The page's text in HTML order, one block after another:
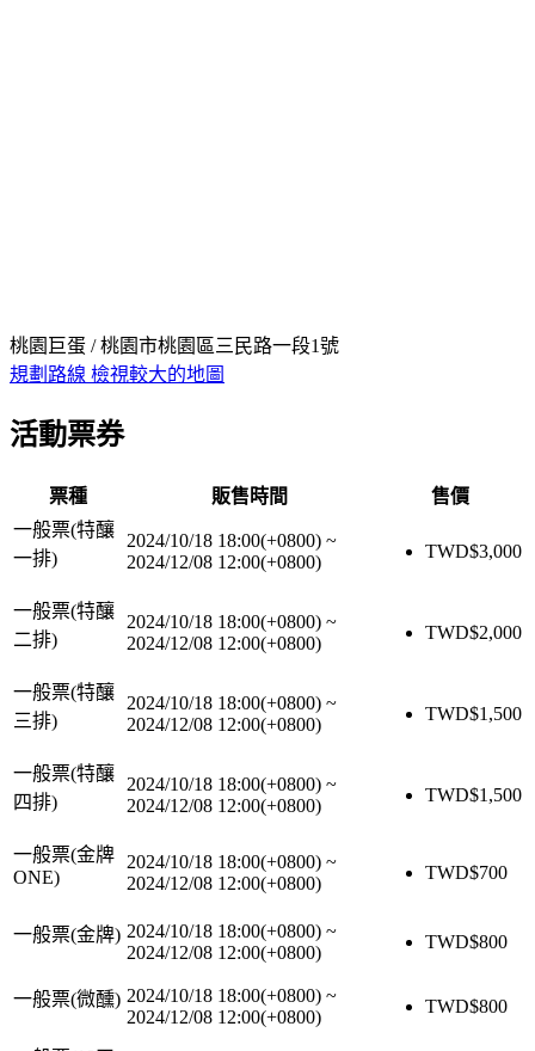
桃園巨蛋 / 桃園市桃園區三民路一段1號
規劃路線 檢視較大的地圖
活動票券
票種 販售時間
售價
一般票(特釀
一排)
2024/10/18 18:00(+0800) ~
2024/12/08 12:00(+0800)
TWD$3,000
一般票(特釀
二排)
2024/10/18 18:00(+0800) ~
2024/12/08 12:00(+0800)
TWD$2,000
一般票(特釀
三排)
2024/10/18 18:00(+0800) ~
2024/12/08 12:00(+0800)
TWD$1,500
一般票(特釀
四排)
2024/10/18 18:00(+0800) ~
2024/12/08 12:00(+0800)
TWD$1,500
一般票(金牌
ONE)
2024/10/18 18:00(+0800) ~
2024/12/08 12:00(+0800)
TWD$700
一般票(金牌) 2024/10/18 18:00(+0800) ~
2024/12/08 12:00(+0800)
TWD$800
一般票(微醺) 2024/10/18 18:00(+0800) ~
2024/12/08 12:00(+0800)
TWD$800